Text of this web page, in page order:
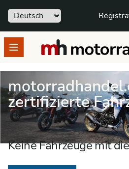
Sprache
Open menumotorradhandel.ch
zertifizierte
Keine Fahrzeuge mit